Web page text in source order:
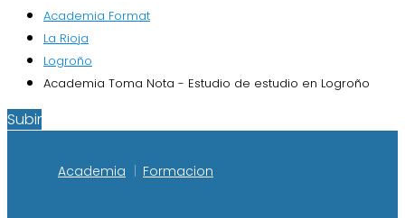
Academia Format
La Rioja
Logroño
Academia Toma Nota - Estudio de estudio en Logroño
Subir
Academia Formacion